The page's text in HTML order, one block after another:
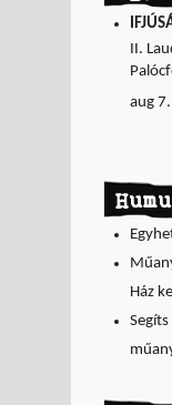
II.
aug
Ház